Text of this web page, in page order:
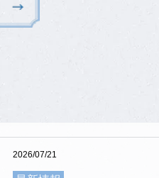
す。
2026/07/21